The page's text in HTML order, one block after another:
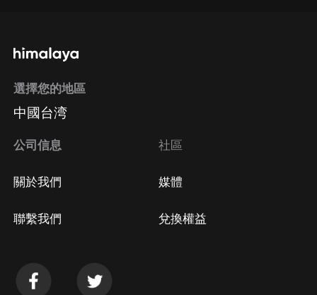
方法 Google Play取消訂閱方法
選擇您的地區
中國台湾
公司信息
關於我們
聯繫我們
社區
媒體
兌換權益